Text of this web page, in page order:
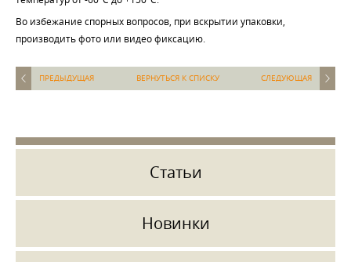
Статьи
Новинки
Во избежание спорных вопросов, при вскрытии упаковки,
производить фото или видео фиксацию.
ПРЕДЫДУЩАЯ ВЕРНУТЬСЯ К СПИСКУ СЛЕДУЮЩАЯ